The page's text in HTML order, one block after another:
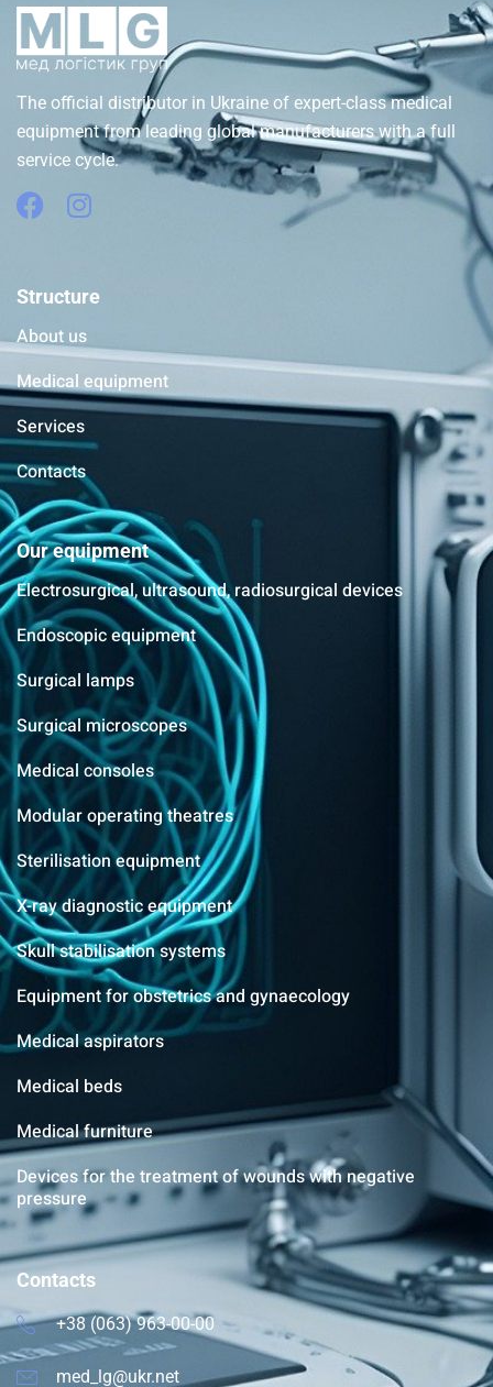
The official distributor in Ukraine of expert-class medical
equipment from leading global manufacturers with a full
service cycle.
Structure
About us
Medical equipment
Services
Contacts
Our equipment
Electrosurgical, ultrasound, radiosurgical devices
Endoscopic equipment
Surgical lamps
Surgical microscopes
Medical consoles
Modular operating theatres
Sterilisation equipment
X-ray diagnostic equipment
Skull stabilisation systems
Equipment for obstetrics and gynaecology
Medical aspirators
Medical beds
Medical furniture
Devices for the treatment of wounds with negative
pressure
Contacts
+38 (063) 963-00-00
med_lg@ukr.net